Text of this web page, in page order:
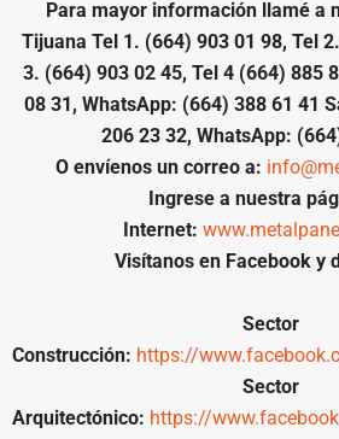
Para mayor información llamé a
Tijuana Tel 1. (664) 903 01 98, Tel
3. (664) 903 02 45, Tel 4 (664) 885
08 31, WhatsApp: (664) 388 61 41
206 23 32, WhatsApp:
O envíenos un correo a:
Ingrese a nuestra
Internet:
Visítanos en Facebook y
Sector
Construcción: https://
Sector
Arquitectónico: https://